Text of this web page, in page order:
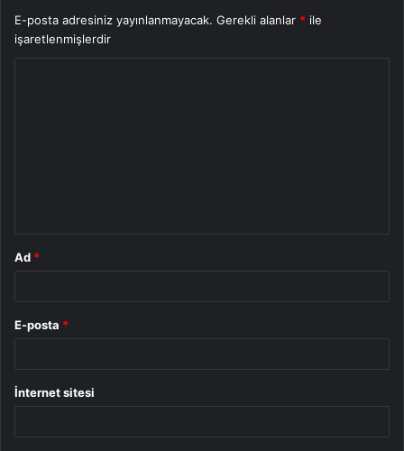
E-posta adresiniz yayınlanmayacak. Gerekli alanlar * ile
işaretlenmişlerdir
Ad *
E-posta *
İnternet sitesi